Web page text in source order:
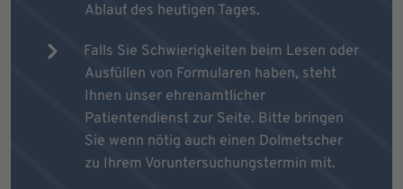
Ablauf des heutigen Tages.
Falls Sie Schwierigkeiten beim Lesen oder
Ausfüllen von Formularen haben, steht
Ihnen unser ehrenamtlicher
Patientendienst zur Seite. Bitte bringen
Sie wenn nötig auch einen Dolmetscher
zu Ihrem Voruntersuchungstermin mit.